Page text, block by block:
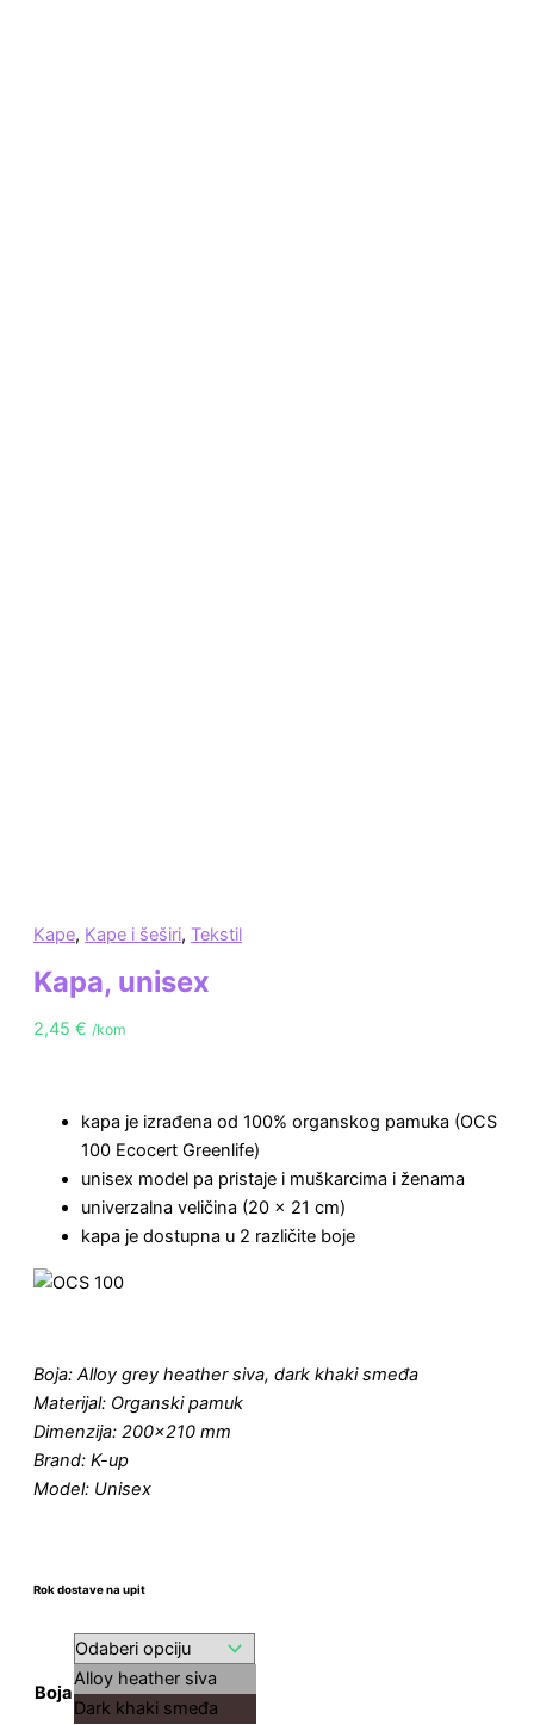
Kape, Kape i šeširi, Tekstil
Kapa, unisex
2,45 € /kom
kapa je izrađena od 100% organskog pamuka (OCS
100 Ecocert Greenlife)
unisex model pa pristaje i muškarcima i ženama
univerzalna veličina (20 x 21 cm)
kapa je dostupna u 2 različite boje
Boja: Alloy grey heather siva, dark khaki smeđa
Materijal: Organski pamuk
Dimenzija: 200×210 mm
Brand: K-up
Model: Unisex
Rok dostave na upit
Boja
Alloy heather siva
Dark khaki smeđa